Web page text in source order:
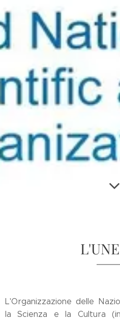
L'Organizzazione delle
la Scienza e la Cultura